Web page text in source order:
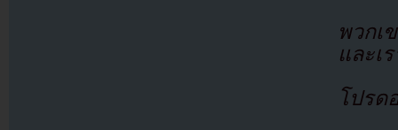
พวกเ
และเ
โปรด